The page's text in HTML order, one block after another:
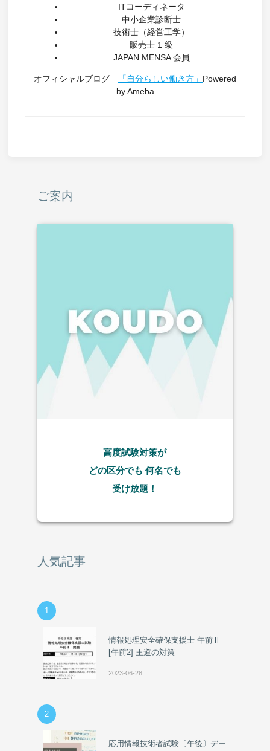
ITコーディネータ
中小企業診断士
技術士（経営工学）
販売士 1 級
JAPAN MENSA 会員
オフィシャルブログ 「自分らしい働き方」 Powered
by Ameba
ご案内
高度試験対策が
どの区分でも 何名でも
受け放題！
人気記事
1
情報処理安全確保支援士 午前Ⅱ
[午前2] 王道の対策
2023-06-28
2
応用情報技術者試験〔午後〕デー